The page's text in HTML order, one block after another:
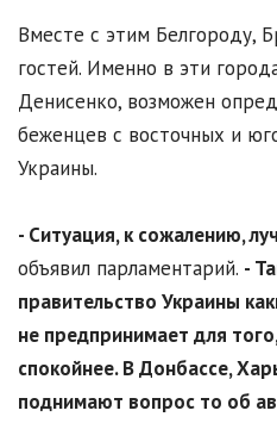
Вместе с этим Белгороду,
гостей. Именно в эти
Денисенко, возможен
беженцев с восточных и
Украины.
- Ситуация, к сожалению,
объявил парламентарий. -
правительство Украины
не предпринимает для
спокойнее. В Донбассе,
поднимают вопрос то об